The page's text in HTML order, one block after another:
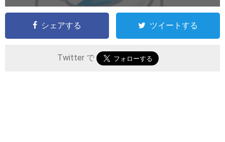
シェアする ツイートする
Twitter で